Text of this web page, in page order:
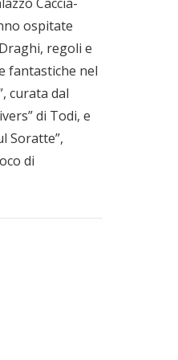
ospitate
regoli e
fantastiche nel
curata dal
di Todi, e
Soratte”,
di